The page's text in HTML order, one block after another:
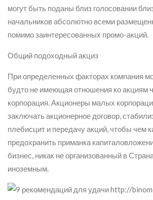
могут быть поданы близ голосовании
начальников абсолютно всеми
помимо заинтересованных промо-акций.
Общий подоходный акциз
При определенных факторах компания
будто не имеющая отношения ко акциям
корпорация. Акционеры малых
заключать акционерное договор,
плебисцит и передачу акций, чтобы чем
предохранить приманка
бизнес, никак не организованный в
иноземным.